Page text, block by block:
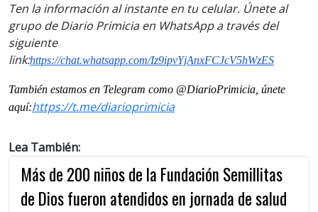
Ten la información al instante en tu celular. Únete al
grupo de Diario Primicia en WhatsApp a través del
siguiente
link:https://chat.whatsapp.com/Iz9ipvYjAnxFCJcV5hWzES
También estamos en Telegram como @DiarioPrimicia, únete
aquí:https://t.me/diarioprimicia
Lea También:
Más de 200 niños de la Fundación Semillitas
de Dios fueron atendidos en jornada de salud